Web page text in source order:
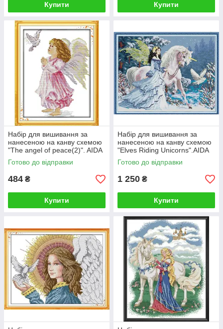
Купити Купити
Набір для вишивання за
нанесеною на канву схемою
"The angel of peace(2)". AIDA
14CT printed 23*31 см
Готово до відправки
484 ₴
Купити
Набір для вишивання за
нанесеною на канву схемою
"Elves Riding Unicorns".AIDA
14CT printed, 62*51 см БIСЕР
Готово до відправки
1 250 ₴
Купити